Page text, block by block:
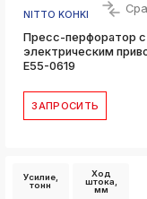
NITTO KOHKI
Пресс-перфоратор с
электрическим
E55-0619
ЗАПРОСИТЬ
Усилие,
тонн
Ход
штока,
мм